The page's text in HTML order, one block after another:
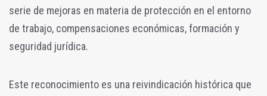
serie de mejoras en materia de protección en el entorno
de trabajo, compensaciones económicas, formación y
seguridad jurídica.
Este reconocimiento es una reivindicación histórica que